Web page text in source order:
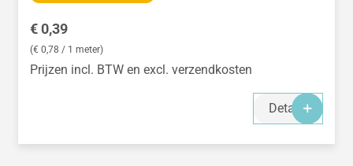
Normale prijs:
€ 0,39
(€ 0,78 / 1 meter)
Prijzen incl. BTW en excl. verzendkosten
Details